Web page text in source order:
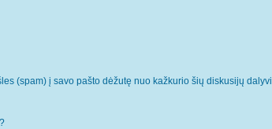
(spam) į savo pašto dėžutę nuo kažkurio šių diskusijų